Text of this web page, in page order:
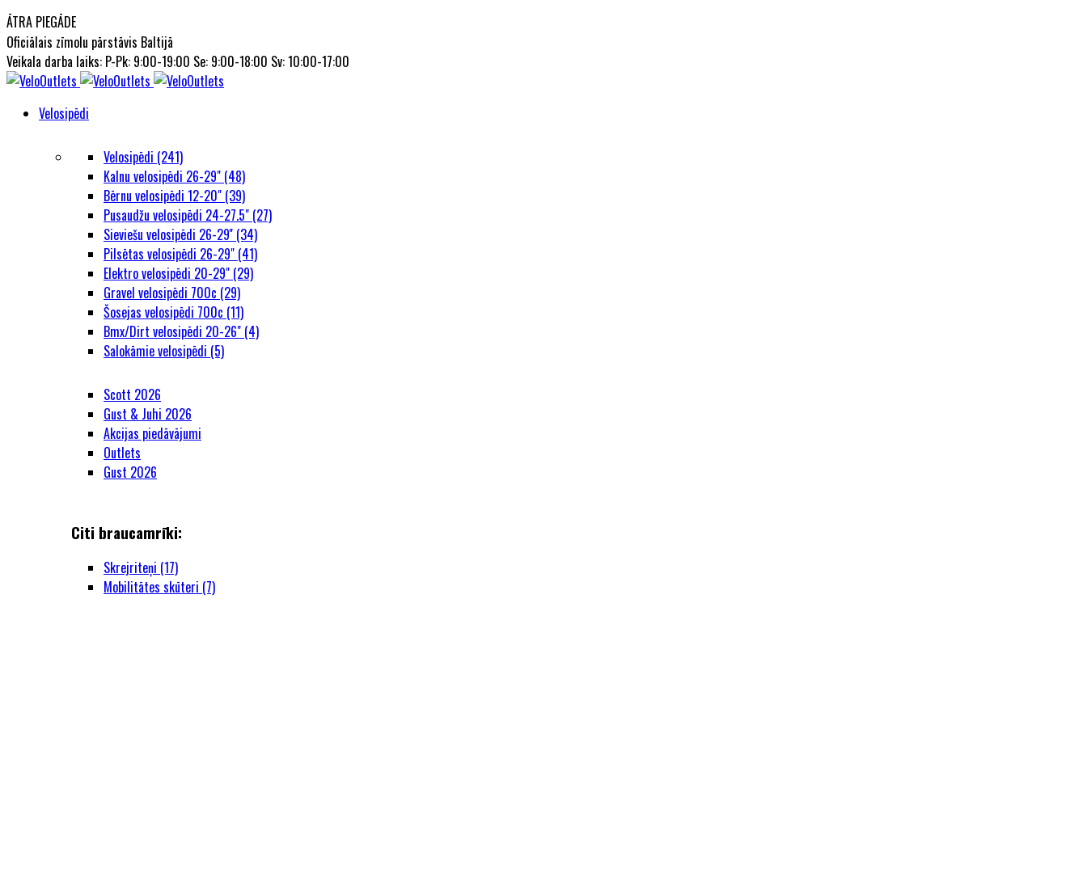
ĀTRA PIEGĀDE
Oficiālais zīmolu pārstāvis Baltijā
Veikala darba laiks: P-Pk: 9:00-19:00 Se: 9:00-18:00 Sv: 10:00-17:00
Velosipēdi
Velosipēdi (241)
Kalnu velosipēdi 26-29" (48)
Bērnu velosipēdi 12-20" (39)
Pusaudžu velosipēdi 24-27.5" (27)
Sieviešu velosipēdi 26-29'' (34)
Pilsētas velosipēdi 26-29" (41)
Elektro velosipēdi 20-29" (29)
Gravel velosipēdi 700c (29)
Šosejas velosipēdi 700c (11)
Bmx/Dirt velosipēdi 20-26" (4)
Salokāmie velosipēdi (5)
Scott 2026
Gust & Juhi 2026
Akcijas piedāvājumi
Outlets
Gust 2026
Citi braucamrīki:
Skrejriteņi (17)
Mobilitātes skūteri (7)